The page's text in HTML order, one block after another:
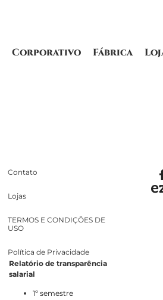
Corporativo Fábrica
Contato
Lojas
TERMOS E CONDIÇÕES DE
USO
Política de Privacidade
Relatório de transparência
salarial
1º semestre